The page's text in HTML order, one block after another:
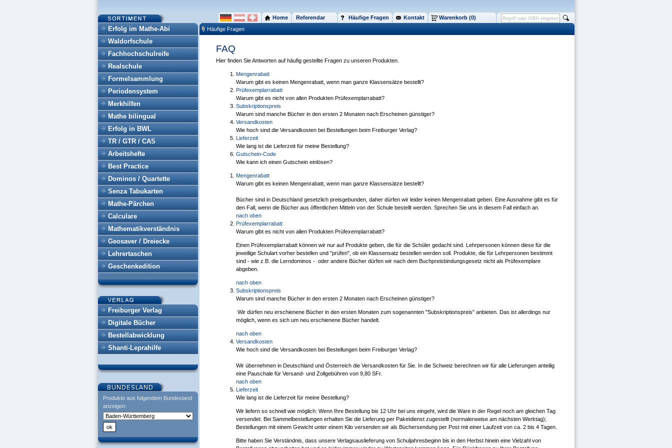
Erfolg im Mathe-Abi
Waldorfschule
Fachhochschulreife
Realschule
Formelsammlung
Periodensystem
Merkhilfen
Mathe bilingual
Erfolg in BWL
TR / GTR / CAS
Arbeitshefte
Best Practice
Dominos / Quartette
Senza Tabukarten
Mathe-Pärchen
Calculare
Mathematikverständnis
Geosaver / Dreiecke
Lehrertaschen
Geschenkedition
Freiburger Verlag
Digitale Bücher
Bestellabwicklung
Shanti-Leprahilfe
Produkte aus folgendem Bundesland
anzeigen:
Home Referendar Häufige Fragen Kontakt
Warenkorb (0)
Häufige Fragen
FAQ
Hier finden Sie Antworten auf häufig gestellte Fragen zu unseren Produkten.
Mengenrabatt
Warum gibt es keinen Mengenrabatt, wenn man ganze Klassensätze bestellt?
Prüfexemplarrabatt
Warum gibt es nicht von allen Produkten Prüfexemplarrabatt?
Subskriptionspreis
Warum sind manche Bücher in den ersten 2 Monaten nach Erscheinen günstiger?
Versandkosten
Wie hoch sind die Versandkosten bei Bestellungen beim Freiburger Verlag?
Lieferzeit
Wie lang ist die Lieferzeit für meine Bestellung?
Gutschein-Code
Wie kann ich einen Gutschein einlösen?
Mengenrabatt
Warum gibt es keinen Mengenrabatt, wenn man ganze Klassensätze bestellt?
Bücher sind in Deutschland gesetzlich preisgebunden, daher dürfen wir leider keinen Mengenrabatt geben. Eine Ausnahme gibt es für
den Fall, wenn die Bücher aus öffentlichen Mitteln von der Schule bestellt werden. Sprechen Sie uns in diesem Fall einfach an.
nach oben
Prüfexemplarrabatt
Warum gibt es nicht von allen Produkten Prüfexemplarrabatt?
Einen Prüfexemplarrabatt können wir nur auf Produkte geben, die für die Schüler gedacht sind. Lehrpersonen können diese für die
jeweilige Schulart vorher bestellen und "prüfen", ob ein Klassensatz bestellen werden soll. Produkte, die für Lehrpersonen bestimmt
sind - wie z.B. die Lerndominos - oder andere Bücher dürfen wir nach dem Buchpreisbindungsgesetz nicht als Prüfexemplare
abgeben.
nach oben
Subskriptionspreis
Warum sind manche Bücher in den ersten 2 Monaten nach Erscheinen günstiger?
Wir dürfen neu erschienene Bücher in den ersten Monaten zum sogenannten "Subskriptionspreis" anbieten. Das ist allerdings nur
möglich, wenn es sich um neu erschienene Bücher handelt.
nach oben
Versandkosten
Wie hoch sind die Versandkosten bei Bestellungen beim Freiburger Verlag?
Wir übernehmen in Deutschland und Österreich die Versandkosten für Sie. In die Schweiz berechnen wir für alle Lieferungen anteilig
eine Pauschale für Versand- und Zollgebühren von 9,80 SFr.
nach oben
Lieferzeit
Wie lang ist die Lieferzeit für meine Bestellung?
Wir liefern so schnell wie möglich: Wenn Ihre Bestellung bis 12 Uhr bei uns eingeht, wird die Ware in der Regel noch am gleichen Tag
versendet. Bei Sammelbestellungen erhalten Sie die Lieferung per Paketdienst zugestellt (normalerweise am nächsten Werktag);
Bestellungen mit einem Gewicht unter einem Kilo versenden wir als Büchersendung per Post mit einer Laufzeit von ca. 2 bis 4 Tagen.
Bitte haben Sie Verständnis, dass unsere Verlagsauslieferung von Schuljahresbeginn bis in den Herbst hinein eine Vielzahl von